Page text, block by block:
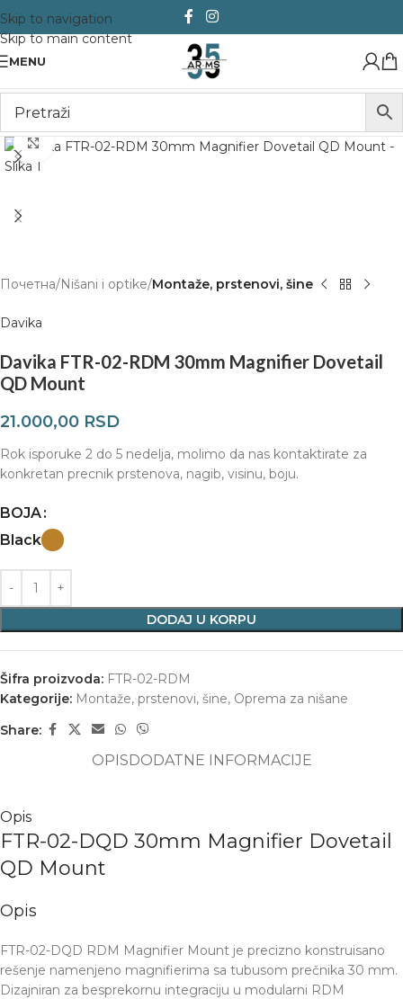
Skip to navigation
Skip to main content
MENU
Click to enlarge
Почетна Nišani i optike Montaže, prstenovi, šine
Davika
Davika FTR-02-RDM 30mm Magnifier Dovetail
QD Mount
21.000,00 RSD
Rok isporuke 2 do 5 nedelja, molimo da nas kontaktirate za
konkretan precnik prstenova, nagib, visinu, boju.
BOJA
Black
DODAJ U KORPU
Šifra proizvoda: FTR-02-RDM
Kategorije: Montaže, prstenovi, šine, Oprema za nišane
Share:
OPISDODATNE INFORMACIJE
Opis
FTR-02-DQD 30mm Magnifier Dovetail
QD Mount
Opis
FTR-02-DQD RDM Magnifier Mount je precizno konstruisano
rešenje namenjeno magnifierima sa tubusom prečnika 30 mm.
Dizajniran za besprekornu integraciju u modularni RDM